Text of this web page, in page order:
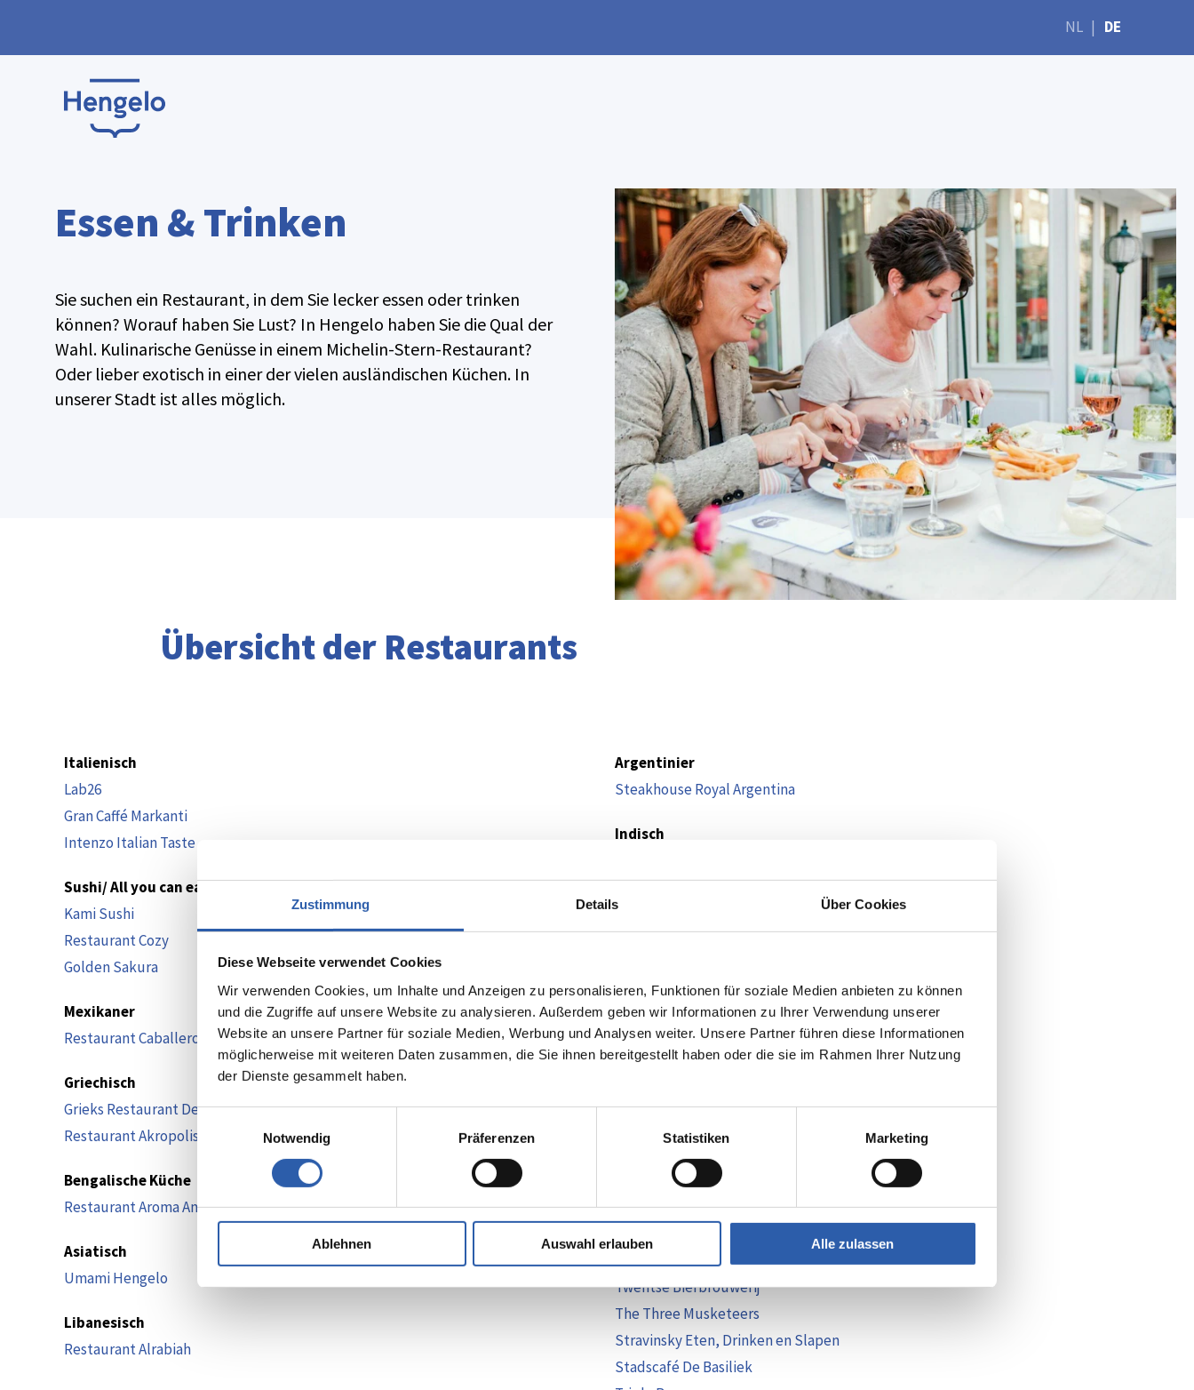
Zustimmung Details Über Cookies
Diese Webseite verwendet Cookies
Wir verwenden Cookies, um Inhalte und Anzeigen zu personalisieren, Funktionen für soziale Medien anbieten zu können
und die Zugriffe auf unsere Website zu analysieren. Außerdem geben wir Informationen zu Ihrer Verwendung unserer
Website an unsere Partner für soziale Medien, Werbung und Analysen weiter. Unsere Partner führen diese Informationen
möglicherweise mit weiteren Daten zusammen, die Sie ihnen bereitgestellt haben oder die sie im Rahmen Ihrer Nutzung
der Dienste gesammelt haben.
Einwilligungsauswahl
Notwendig
Präferenzen Statistiken Marketing
Ablehnen Auswahl erlauben Alle zulassen
NL | DE
Essen & Trinken
Sie suchen ein Restaurant, in dem Sie lecker essen oder trinken
können? Worauf haben Sie Lust? In Hengelo haben Sie die Qual der
Wahl. Kulinarische Genüsse in einem Michelin-Stern-Restaurant?
Oder lieber exotisch in einer der vielen ausländischen Küchen. In
unserer Stadt ist alles möglich.
Übersicht der Restaurants
Italienisch
Lab26
Gran Caffé Markanti
Intenzo Italian Taste
Sushi/ All you can eat
Kami Sushi
Restaurant Cozy
Golden Sakura
Mexikaner
Restaurant Caballeros
Griechisch
Grieks Restaurant Delphi
Restaurant Akropolis
Bengalische Küche
Restaurant Aroma Amoris
Asiatisch
Umami Hengelo
Libanesisch
Restaurant Alrabiah
Argentinier
Steakhouse Royal Argentina
Indisch
Michelin-Stern
Tuindorphotel & Restaurant 't Lansink*
Bar Bistro Loev
Bistro Kees
Grand Café De Twee Wezen
De Appel
Van der Valk Hotel Hengelo
Restaurant Bij Boenders
Twentse Bierbrouwerij
The Three Musketeers
Stravinsky Eten, Drinken en Slapen
Stadscafé De Basiliek